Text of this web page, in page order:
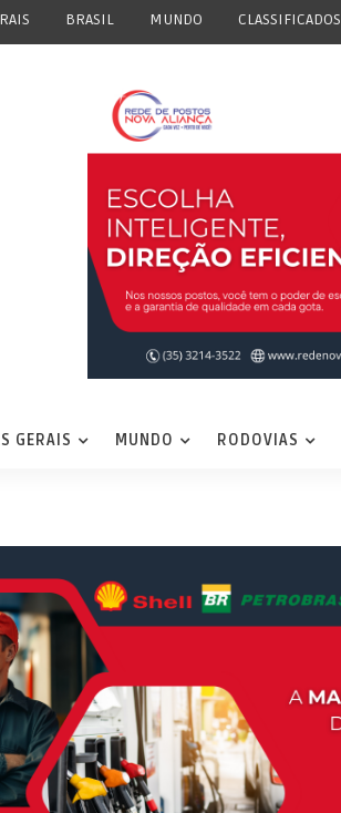
BRASIL MUNDO CLASSIFICADOS
GERAIS MUNDO RODOVIAS